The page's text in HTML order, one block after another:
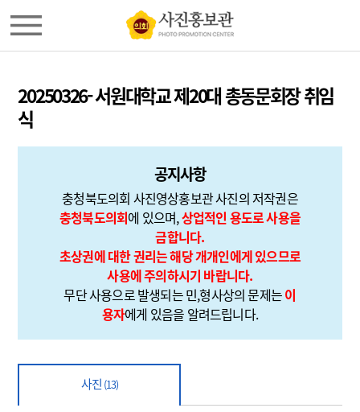
20250326- 서원대학교 제20대 총동문회장 취임
식
공지사항
충청북도의회 사진영상홍보관 사진의 저작권은
충청북도의회에 있으며,상업적인 용도로 사용을
금합니다.
초상권에 대한 권리는 해당 개개인에게 있으므로
사용에 주의하시기 바랍니다.
무단 사용으로 발생되는 민,형사상의 문제는이
용자에게 있음을 알려드립니다.
사진 (13)